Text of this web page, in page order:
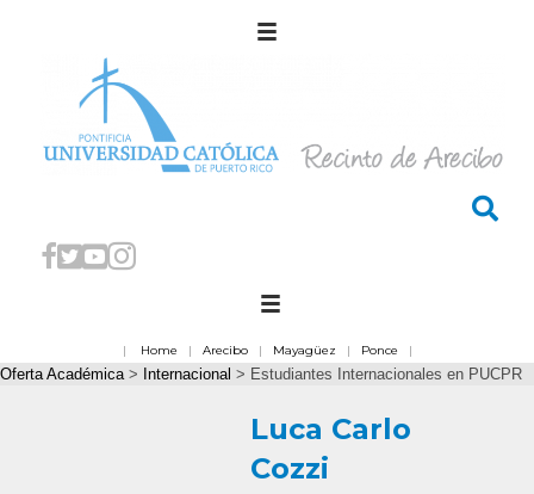
| Home | Arecibo| Mayagüez | Ponce |
Oferta Académica > Internacional > Estudiantes Internacionales en PUCPR
Luca Carlo
Cozzi